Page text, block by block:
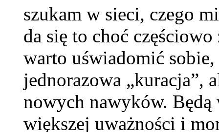
szukam w sieci, czego
da się to choć
warto uświadomić
jednorazowa „kuracja”,
nowych nawyków.
większej uważności i